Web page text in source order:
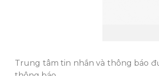
Trung tâm tin nhắn và thông báo